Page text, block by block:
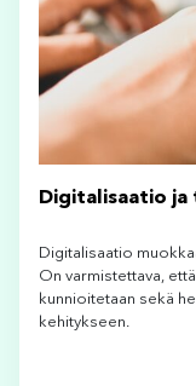
Digitalisaatio
Digitalisaatio
On varmistettava,
kunnioitetaan sekä
kehitykseen.